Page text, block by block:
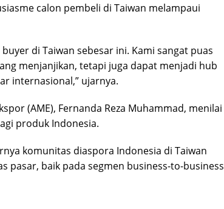
calon pembeli di Taiwan melampaui
di Taiwan sebesar ini. Kami sangat puas
menjanjikan, tetapi juga dapat menjadi hub
internasional,” ujarnya.
(AME), Fernanda Reza Muhammad, menilai
produk Indonesia.
komunitas diaspora Indonesia di Taiwan
pasar, baik pada segmen business-to-business